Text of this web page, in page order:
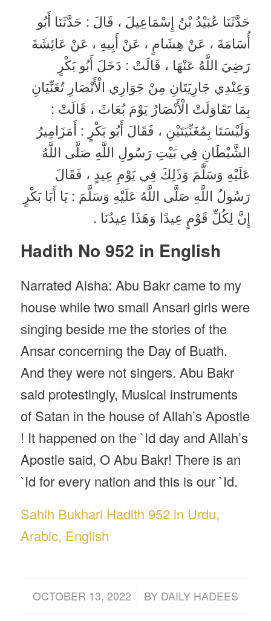
حَدَّثَنَا عُبَيْدُ بْنُ إِسْمَاعِيلَ ، قَالَ : حَدَّثَنَا أَبُو
أُسَامَةَ ، عَنْ هِشَامٍ ، عَنْ أَبِيهِ ، عَنْ عَائِشَةَ
رَضِيَ اللَّهُ عَنْهَا ، قَالَتْ : دَخَلَ أَبُو بَكْرٍ
وَعِنْدِي جَارِيَتَانِ مِنْ جَوَارِي الْأَنْصَارِ تُغَنِّيَانِ
بِمَا تَقَاوَلَتْ الْأَنْصَارُ يَوْمَ بُعَاثَ ، قَالَتْ :
وَلَيْسَتَا بِمُغَنِّيَتَيْنِ ، فَقَالَ أَبُو بَكْرٍ : أَمَزَامِيرُ
الشَّيْطَانِ فِي بَيْتِ رَسُولِ اللَّهِ صَلَّى اللَّهُ
عَلَيْهِ وَسَلَّمَ وَذَلِكَ فِي يَوْمِ عِيدٍ ، فَقَالَ
رَسُولُ اللَّهِ صَلَّى اللَّهُ عَلَيْهِ وَسَلَّمَ : يَا أَبَا بَكْرٍ
إِنَّ لِكُلِّ قَوْمٍ عِيدًا وَهَذَا عِيدُنَا .
Hadith No 952 in English
Narrated Aisha: Abu Bakr came to my
house while two small Ansari girls were
singing beside me the stories of the
Ansar concerning the Day of Buath.
And they were not singers. Abu Bakr
said protestingly, Musical instruments
of Satan in the house of Allah’s Apostle
! It happened on the `Id day and Allah’s
Apostle said, O Abu Bakr! There is an
`Id for every nation and this is our `Id.
Sahih Bukhari Hadith 952 in Urdu,
Arabic, English
OCTOBER 13, 2022
/ BY DAILY HADEES